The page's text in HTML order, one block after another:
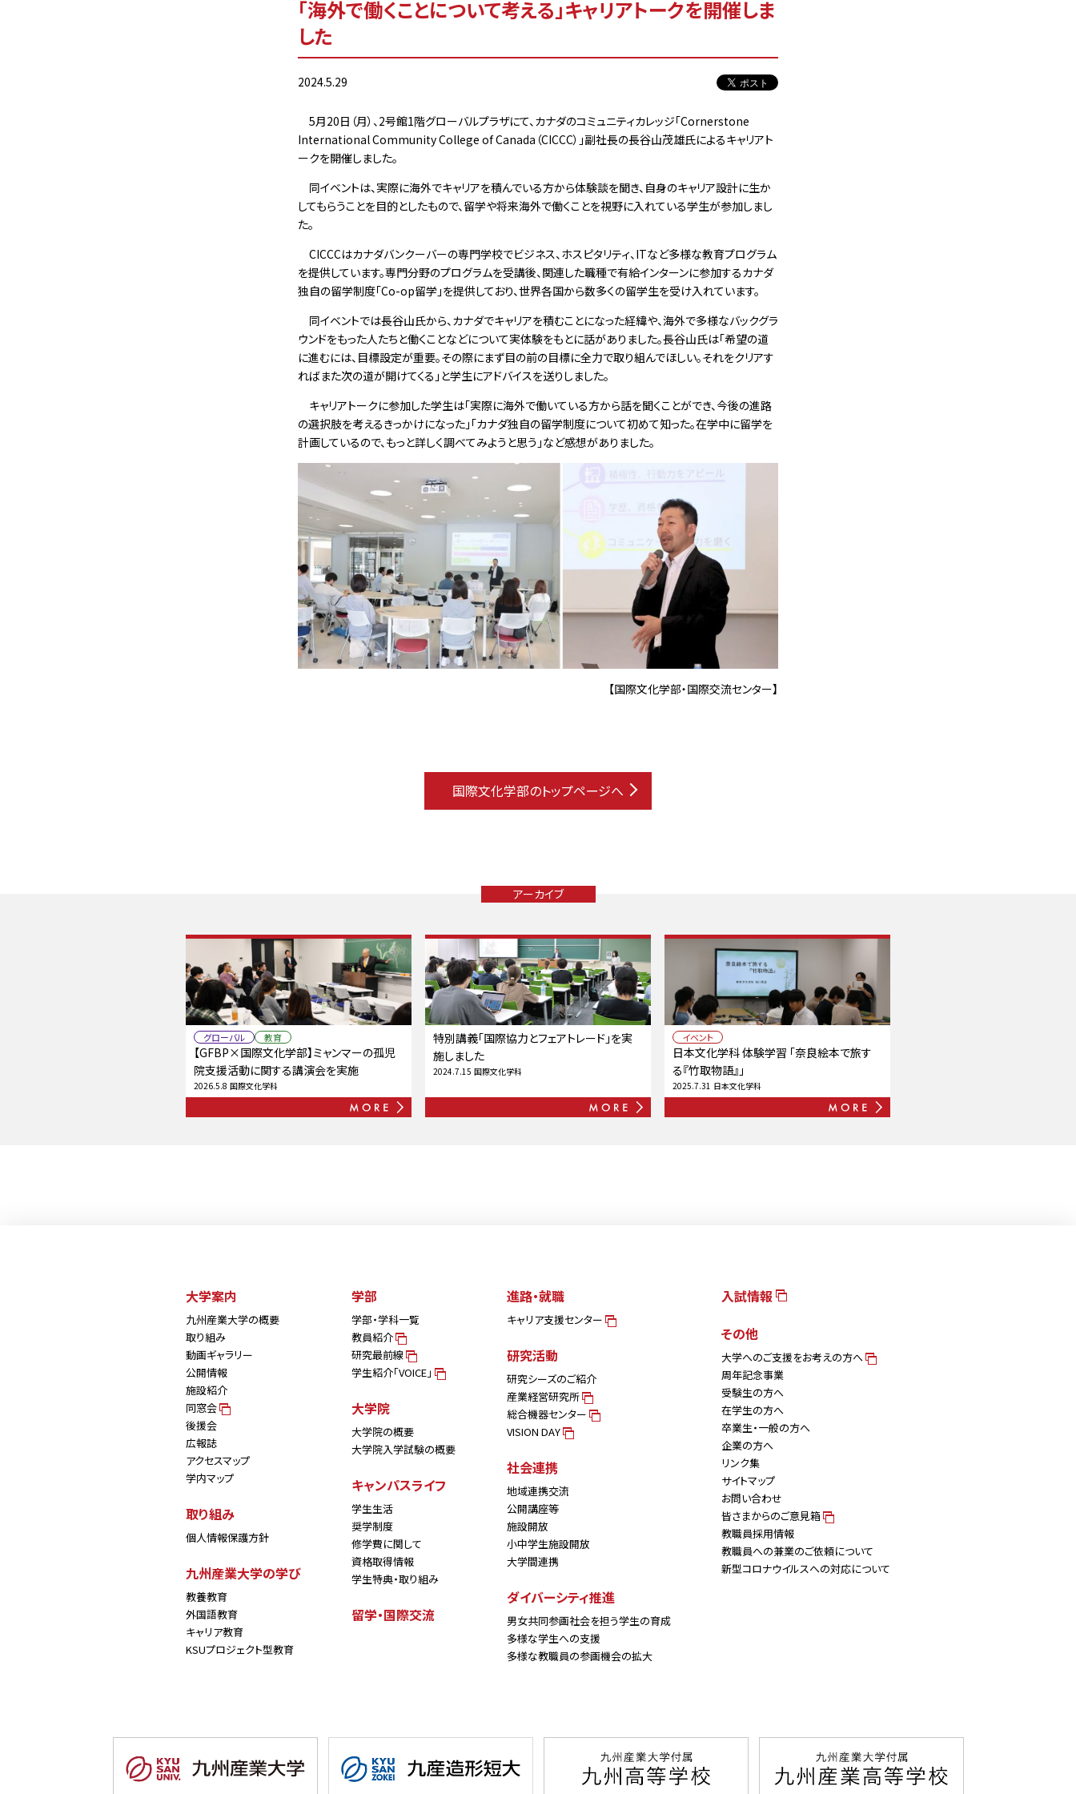
「海外で働くことについて考える」キャリアトークを開催しま
した
2024.5.29
5月20日（月）、2号館1階グローバルプラザにて、カナダのコミュニティカレッジ「Cornerstone
International Community College of Canada（CICCC）」副社長の長谷山茂雄氏によるキャリアト
ークを開催しました。
同イベントは、実際に海外でキャリアを積んでいる方から体験談を聞き、自身のキャリア設計に生か
してもらうことを目的としたもので、留学や将来海外で働くことを視野に入れている学生が参加しまし
た。
CICCCはカナダバンクーバーの専門学校でビジネス、ホスピタリティ、ITなど多様な教育プログラム
を提供しています。専門分野のプログラムを受講後、関連した職種で有給インターンに参加するカナダ
独自の留学制度「Co-op留学」を提供しており、世界各国から数多くの留学生を受け入れています。
同イベントでは長谷山氏から、カナダでキャリアを積むことになった経緯や、海外で多様なバックグラ
ウンドをもった人たちと働くことなどについて実体験をもとに話がありました。長谷山氏は「希望の道
に進むには、目標設定が重要。その際にまず目の前の目標に全力で取り組んでほしい。それをクリアす
ればまた次の道が開けてくる」と学生にアドバイスを送りしました。
キャリアトークに参加した学生は「実際に海外で働いている方から話を聞くことができ、今後の進路
の選択肢を考えるきっかけになった」「カナダ独自の留学制度について初めて知った。在学中に留学を
計画しているので、もっと詳しく調べてみようと思う」など感想がありました。
【国際文化学部・国際交流センター】
国際文化学部のトップページへ
アーカイブ
グローバル 教育
【GFBP×国際文化学部】ミャンマーの孤児
院支援活動に関する講演会を実施
2026.5.8 国際文化学科
特別講義「国際協力とフェアトレード」を実
施しました
2024.7.15 国際文化学科
イベント
日本文化学科 体験学習 「奈良絵本で旅す
る『竹取物語』」
2025.7.31 日本文化学科
大学案内
九州産業大学の概要
取り組み
動画ギャラリー
公開情報
施設紹介
同窓会
後援会
広報誌
アクセスマップ
学内マップ
取り組み
個人情報保護方針
九州産業大学の学び
教養教育
外国語教育
キャリア教育
KSUプロジェクト型教育
学部
学部・学科一覧
教員紹介
研究最前線
学生紹介「VOICE」
大学院
大学院の概要
大学院入学試験の概要
キャンパスライフ
学生生活
奨学制度
修学費に関して
資格取得情報
学生特典・取り組み
留学・国際交流
進路・就職
キャリア支援センター
研究活動
研究シーズのご紹介
産業経営研究所
総合機器センター
VISION DAY
社会連携
地域連携交流
公開講座等
施設開放
小中学生施設開放
大学間連携
ダイバーシティ推進
男女共同参画社会を担う学生の育成
多様な学生への支援
多様な教職員の参画機会の拡大
入試情報
その他
大学へのご支援をお考えの方へ
周年記念事業
受験生の方へ
在学生の方へ
卒業生・一般の方へ
企業の方へ
リンク集
サイトマップ
お問い合わせ
皆さまからのご意見箱
教職員採用情報
教職員への兼業のご依頼について
新型コロナウイルスへの対応について